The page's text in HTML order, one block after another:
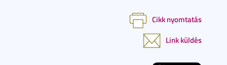
Cikk nyomtatás
Link küldés